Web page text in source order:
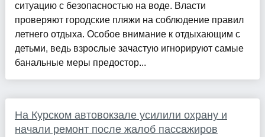
ситуацию с безопасностью на воде. Власти
проверяют городские пляжи на соблюдение правил
летнего отдыха. Особое внимание к отдыхающим с
детьми, ведь взрослые зачастую игнорируют самые
банальные меры предостор...
На Курском автовокзале усилили охрану и
начали ремонт после жалоб пассажиров